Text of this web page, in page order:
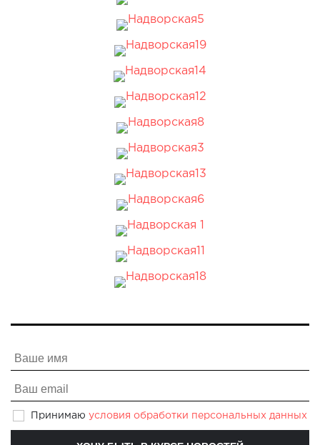
Принимаю условия обработки персональных данных